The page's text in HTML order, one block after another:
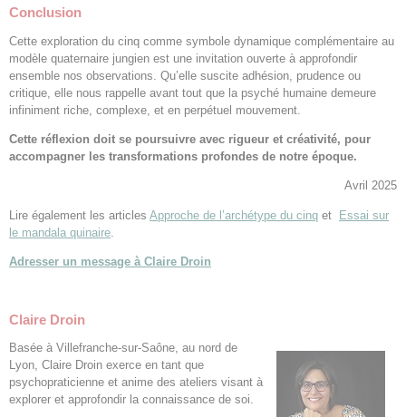
Conclusion
Cette exploration du cinq comme symbole dynamique complémentaire au
modèle quaternaire jungien est une invitation ouverte à approfondir
ensemble nos observations. Qu’elle suscite adhésion, prudence ou
critique, elle nous rappelle avant tout que la psyché humaine demeure
infiniment riche, complexe, et en perpétuel mouvement.
Cette réflexion doit se poursuivre avec rigueur et créativité, pour
accompagner les transformations profondes de notre époque.
Avril 2025
Lire également les articles Approche de l’archétype du cinq et Essai sur
le mandala quinaire
Adresser un message à Claire Droin
Claire Droin
Basée à Villefranche-sur-Saône, au nord de
Lyon, Claire Droin exerce en tant que
psychopraticienne et anime des ateliers visant à
explorer et approfondir la connaissance de soi.